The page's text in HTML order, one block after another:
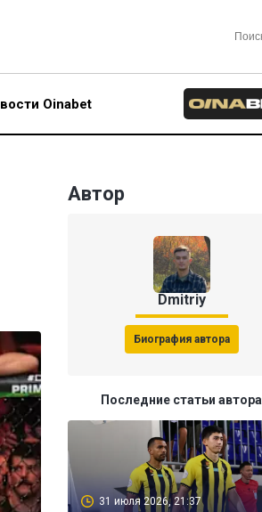
Oinabet
Автор
Dmitriy
Биография автора
Последние статьи автора
31 июля 2026, 21:37